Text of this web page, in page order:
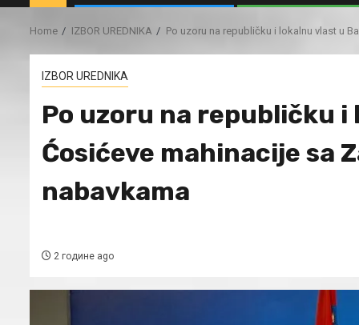
Home IZBOR UREDNIKA Po uzoru na republičku i lokalnu vlast u
IZBOR UREDNIKA
Po uzoru na republičku
Ćosićeve mahinacije sa
nabavkama
2 године ago